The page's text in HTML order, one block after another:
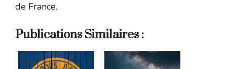
de France.
Publications Similaires :